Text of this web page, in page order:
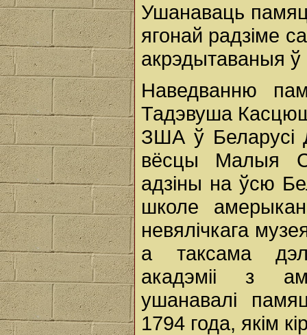
Ушанаваць
ягонай радзіме
акрэдытаваныя ў
Наведванню
Тадэвуша
ЗША ў Беларусі
вёсцы Малыя
адзіны на ўсю
школе
невялічкага
а таксама
акадэміі з
ушанавалі
1794 года, якім